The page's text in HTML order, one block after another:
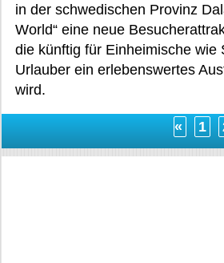
in der schwedischen Provinz
World“ eine neue
die künftig für Einheimische wie
Urlauber ein erlebenswertes
wird.
« 1